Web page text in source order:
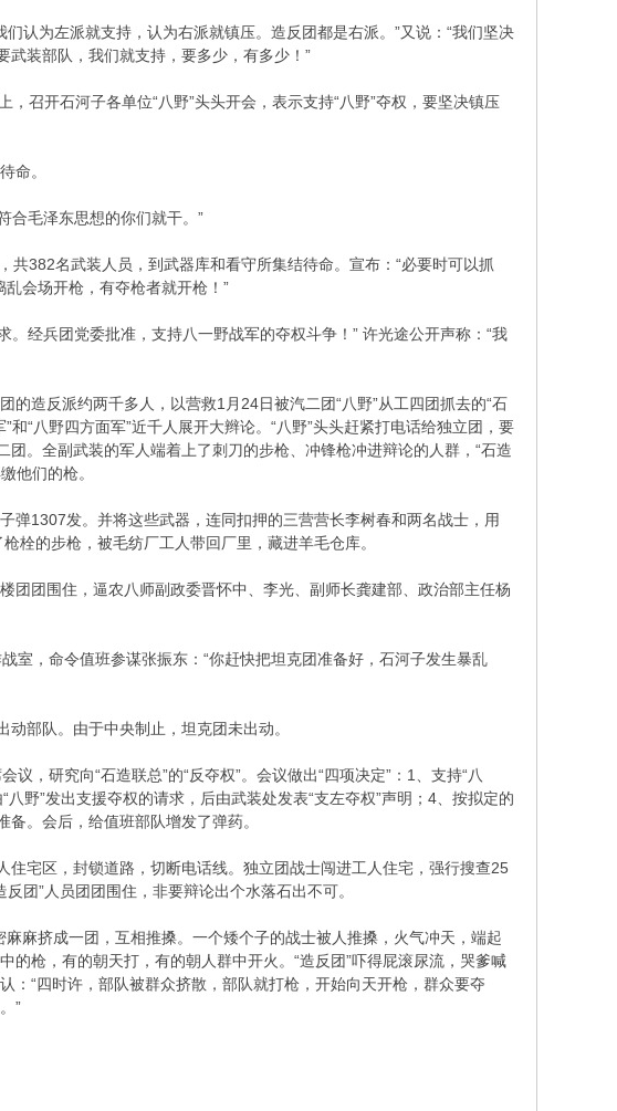
认为左派就支持，认为右派就镇压。造反团都是右派。”又说：“我们坚决
武装部队，我们就支持，要多少，有多少！”
召开石河子各单位“八野”头头开会，表示支持“八野”夺权，要坚决镇压
命。
毛泽东思想的你们就干。”
382名武装人员，到武器库和看守所集结待命。宣布：“必要时可以抓
乱会场开枪，有夺枪者就开枪！”
经兵团党委批准，支持八一野战军的夺权斗争！” 许光途公开声称：“我
造反派约两千多人，以营救1月24日被汽二团“八野”从工四团抓去的“石
“八野四方面军”近千人展开大辫论。“八野”头头赶紧打电话给独立团，要
。全副武装的军人端着上了刺刀的步枪、冲锋枪冲进辩论的人群，“石造
他们的枪。
1307发。并将这些武器，连同扣押的三营营长李树春和两名战士，用
栓的步枪，被毛纺厂工人带回厂里，藏进羊毛仓库。
团围住，逼农八师副政委晋怀中、李光、副师长龚建部、政治部主任杨
，命令值班参谋张振东：“你赶快把坦克团准备好，石河子发生暴乱
部队。由于中央制止，坦克团未出动。
，研究向“石造联总”的“反夺权”。会议做出“四项决定”：1、支持“八
野”发出支援夺权的请求，后由武装处发表“支左夺权”声明；4、按拟定的
。会后，给值班部队增发了弹药。
宅区，封锁道路，切断电话线。独立团战士闯进工人住宅，强行搜查25
团”人员团团围住，非要辩论出个水落石出不可。
麻挤成一团，互相推搡。一个矮个子的战士被人推搡，火气冲天，端起
枪，有的朝天打，有的朝人群中开火。“造反团”吓得屁滚尿流，哭爹喊
“四时许，部队被群众挤散，部队就打枪，开始向天开枪，群众要夺
”